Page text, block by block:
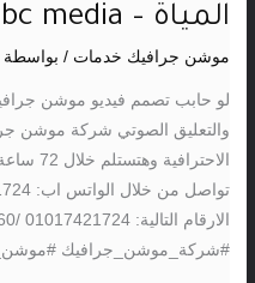
المياة – abc media
موشن جرافيك خدمات / بواسطة
لو حابب تصمم فيديو موشن
والتعليق الصوتي شركة موشن
#شركة_موشن_جرافيك
السعودية
–
شات
لفريق
امداد
لتوصيل
المياة